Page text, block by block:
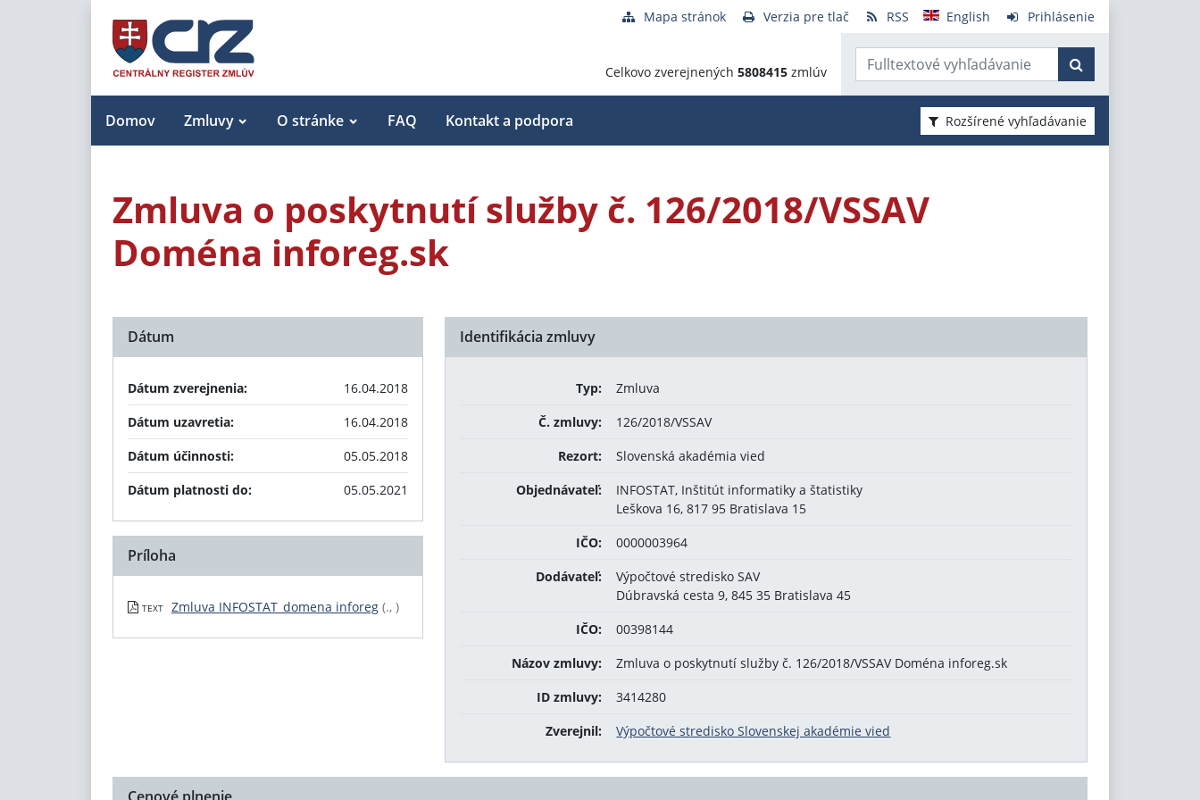
Mapa stránok Verzia pre tlač RSS English Prihlásenie
Celkovo zverejnených 5808415 zmlúv
Domov Zmluvy O stránke FAQ Kontakt a podpora Rozšírené vyhľadávanie
Zmluva o poskytnutí služby č. 126/2018/VSSAV
Doména inforeg.sk
Identifikácia zmluvy
Typ:
Zmluva
Č. zmluvy:
126/2018/VSSAV
Rezort:
Slovenská akadémia vied
Objednávateľ:
INFOSTAT, Inštitút informatiky a štatistiky
Leškova 16, 817 95 Bratislava 15
IČO:
0000003964
Dodávateľ:
Výpočtové stredisko SAV
Dúbravská cesta 9, 845 35 Bratislava 45
IČO:
00398144
Názov zmluvy:
Zmluva o poskytnutí služby č. 126/2018/VSSAV Doména inforeg.sk
ID zmluvy:
3414280
Zverejnil:
Výpočtové stredisko Slovenskej akadémie vied
Dátum
Dátum zverejnenia:
16.04.2018
Dátum uzavretia:
16.04.2018
Dátum účinnosti:
05.05.2018
Dátum platnosti do:
05.05.2021
Príloha
TEXT Zmluva INFOSTAT_domena inforeg (., )